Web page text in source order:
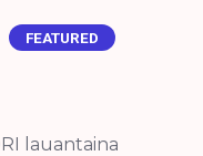
FEATURED
lauantaina